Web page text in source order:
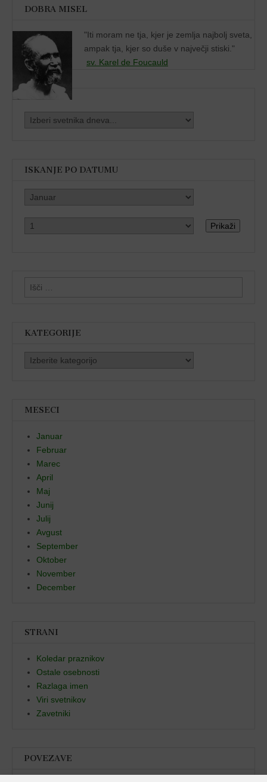
DOBRA MISEL
"Iti moram ne tja, kjer je zemlja najbolj sveta,
ampak tja, kjer so duše v največji stiski."
sv. Karel de Foucauld
ISKANJE PO DATUMU
Prikaži
Išči:
KATEGORIJE
Kategorije
MESECI
Januar
Februar
Marec
April
Maj
Junij
Julij
Avgust
September
Oktober
November
December
STRANI
Koledar praznikov
Ostale osebnosti
Razlaga imen
Viri svetnikov
Zavetniki
POVEZAVE